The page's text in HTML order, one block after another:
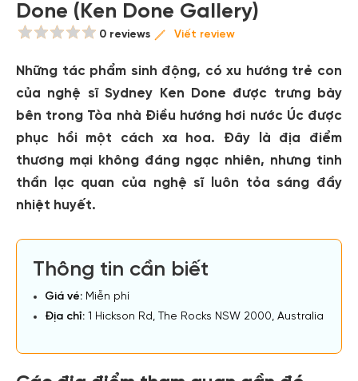
Done (Ken Done Gallery)
0 reviews Viết review
Những tác phẩm sinh động, có xu hướng trẻ con
của nghệ sĩ Sydney Ken Done được trưng bày
bên trong Tòa nhà Điều hướng hơi nước Úc được
phục hồi một cách xa hoa. Đây là địa điểm
thương mại không đáng ngạc nhiên, nhưng tinh
thần lạc quan của nghệ sĩ luôn tỏa sáng đầy
nhiệt huyết.
Thông tin cần biết
Giá vé: Miễn phí
Địa chỉ: 1 Hickson Rd, The Rocks NSW 2000, Australia